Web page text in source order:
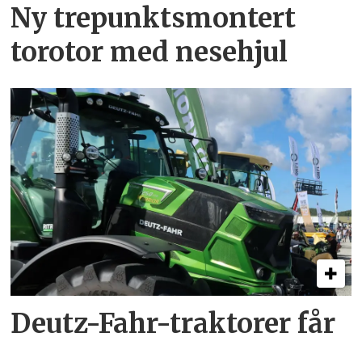
Ny trepunkts­montert
torotor med nesehjul
Deutz-Fahr-traktorer får